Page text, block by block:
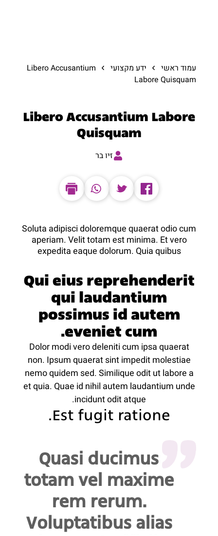
עמוד ראשי ידע מקצועי
Libero Accusantium
Labore Quisquam
Libero Accusantium Labore
Quisquam
זיו בר
Soluta adipisci doloremque quaerat odio cum
aperiam. Velit totam est minima. Et vero
expedita eaque dolorum. Quia quibus
Qui eius reprehenderit
qui laudantium
possimus id autem
eveniet cum.
Dolor modi vero deleniti cum ipsa quaerat
non. Ipsum quaerat sint impedit molestiae
nemo quidem sed. Similique odit ut labore a
et quia. Quae id nihil autem laudantium unde
incidunt odit atque.
Est fugit ratione.
Quasi ducimus
totam vel maxime
rem rerum.
Voluptatibus alias